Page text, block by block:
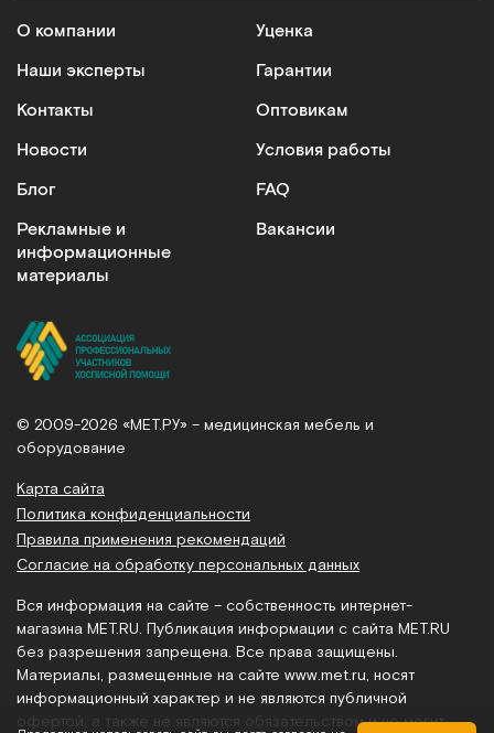
О компании
Наши эксперты
Контакты
Новости
Блог
Рекламные и
информационные
материалы
Уценка
Гарантии
Оптовикам
Условия работы
FAQ
Вакансии
© 2009-2026 «МЕТ.РУ» – медицинская мебель и
оборудование
Карта сайта
Политика конфиденциальности
Правила применения рекомендаций
Согласие на обработку персональных данных
Вся информация на сайте – собственность интернет-
магазина MET.RU. Публикация информации с сайта MET.RU
без разрешения запрещена. Все права защищены.
Материалы, размещенные на сайте www.met.ru , носят
информационный характер и не являются публичной
офертой, а также не являются обязательством и не могут